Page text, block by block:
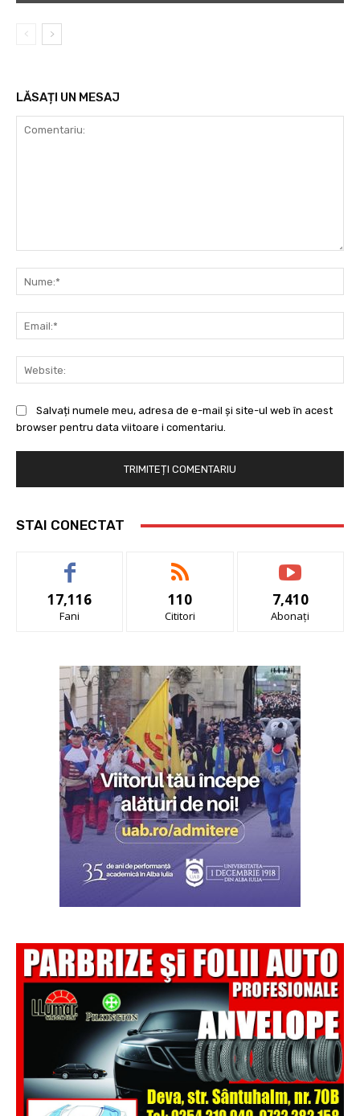
LĂSAȚI UN MESAJ
Salvați numele meu, adresa de e-mail și site-ul web în acest
browser pentru data viitoare i comentariu.
STAI CONECTAT
17,116
Fani
110
Cititori
7,410
Abonați